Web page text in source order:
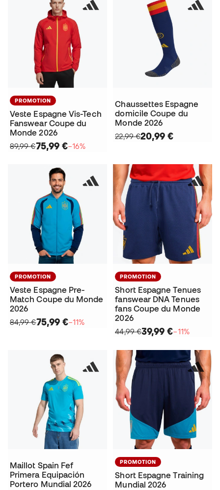
PROMOTION
Veste Espagne Vis-Tech
Fanswear Coupe du
Monde 2026
89,99 €75,99 €−16%
Chaussettes Espagne
domicile Coupe du
Monde 2026
22,99 €20,99 €
PROMOTION
Veste Espagne Pre-
Match Coupe du Monde
2026
84,99 €75,99 €−11%
PROMOTION
Short Espagne Tenues
fanswear DNA Tenues
fans Coupe du Monde
2026
44,99 €39,99 €−11%
Maillot Spain Fef
Primera Equipación
Portero Mundial 2026
PROMOTION
Short Espagne Training
Mundial 2026